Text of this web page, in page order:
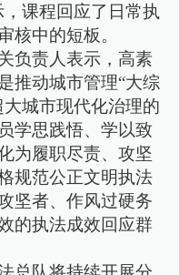
课程回应了日常执
核中的短板。
负责人表示，高素
推动城市管理“大综
城市现代化治理的
学思践悟、学以致
为履职尽责、攻坚
规范公正文明执法
坚者、作风过硬务
的执法成效回应群